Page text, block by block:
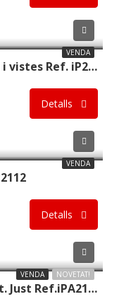
VENDA
Espectacular àtic amb terrassa i vistes Ref. iP2201
Detalls
VENDA
Detalls
VENDA NOVETAT!
Terreny urbanitzable al Pi de St. Just Ref.iPA2103